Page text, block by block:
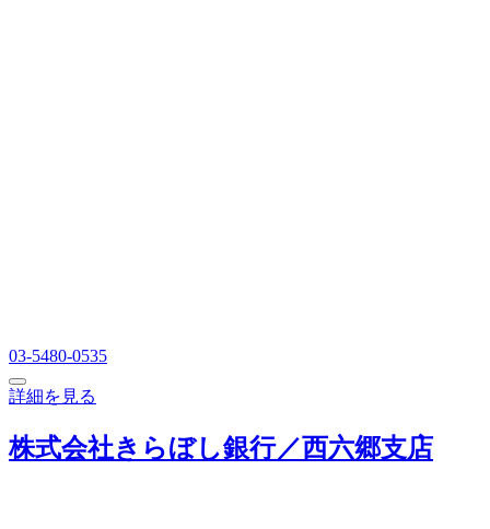
03-5480-0535
詳細を見る
株式会社きらぼし銀行／西六郷支店